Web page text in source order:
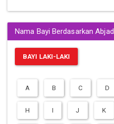
Nama Bayi Berdasarkan Abjad
BAYI LAKI-LAKI
A B C D
H I J K